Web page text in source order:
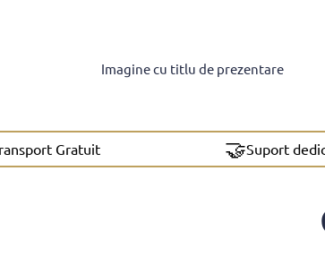
Imagine cu titlu de prezentare
Gratuit 🤝Suport